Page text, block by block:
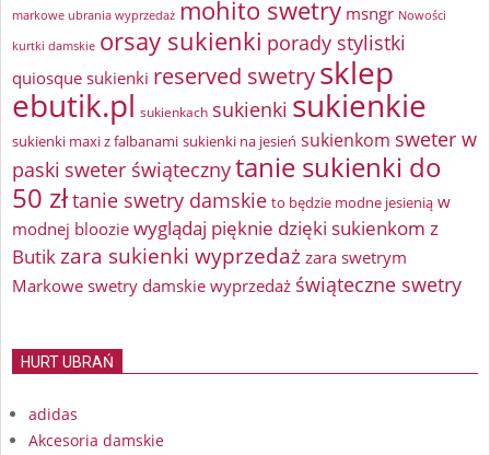
markowe ubrania wyprzedaż mohito swetry msngr Nowości
kurtki damskie orsay sukienki porady stylistki
quiosque sukienki reserved swetrysklep
ebutik.pl sukienkach sukienki sukienkie
sukienki maxi z falbanami sukienki na jesień sukienkom sweter w
paski sweter świątecznytanie sukienki do
50 złtanie swetry damskie to będzie modne jesienią w
modnej bloozie wyglądaj pięknie dzięki sukienkom z
Butikzara sukienki wyprzedażzara swetrym
Markowe swetry damskie wyprzedaż świąteczne swetry
HURT UBRAŃ
adidas
Akcesoria damskie